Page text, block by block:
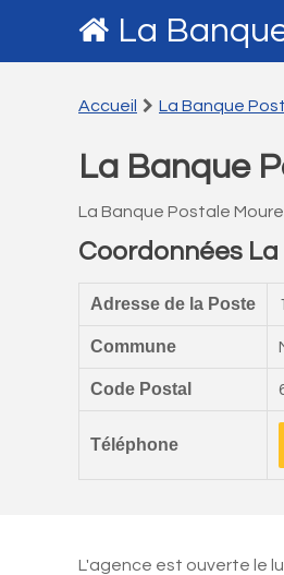
La
Accueil La Banque
La Banque
La Banque Postale
Coordonnées
Adresse de la Poste
Commune
Code Postal
Téléphone
L'agence est ouverte le